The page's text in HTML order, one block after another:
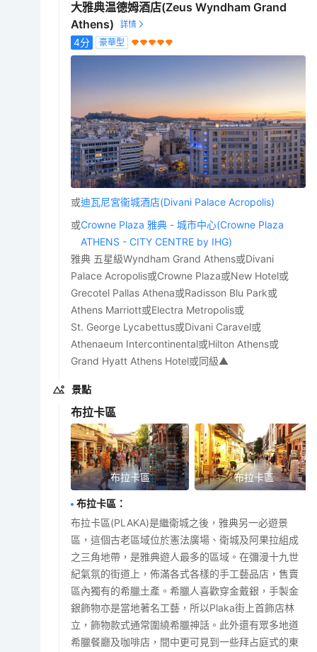
大雅典温德姆酒店(Zeus Wyndham Grand
Athens)
4分 豪華型
或迪瓦尼宮衞城酒店(Divani Palace Acropolis)
或Crowne Plaza 雅典 - 城市中心(Crowne Plaza
ATHENS - CITY CENTRE by IHG)
雅典 五星級Wyndham Grand Athens或Divani
Palace Acropolis或Crowne Plaza或New Hotel或
Grecotel Pallas Athena或Radisson Blu Park或
Athens Marriott或Electra Metropolis或
St. George Lycabettus或Divani Caravel或
Athenaeum Intercontinental或Hilton Athens或
Grand Hyatt Athens Hotel或同級▲
景點
布拉卡區
布拉卡區 布拉卡區
布拉卡區 ：
布拉卡區(PLAKA)是繼衛城之後，雅典另一必遊景
區，這個古老區域位於憲法廣場、衛城及阿果拉組成
之三角地帶，是雅典遊人最多的區域。在彌漫十九世
紀氣氛的街道上，佈滿各式各樣的手工藝品店，售賣
區內獨有的希臘土產。希臘人喜歡穿金戴銀，手製金
銀飾物亦是當地著名工藝，所以Plaka街上首飾店林
立，飾物款式通常圍繞希臘神話。此外還有眾多地道
希臘餐廳及咖啡店，間中更可見到一些拜占庭式的東